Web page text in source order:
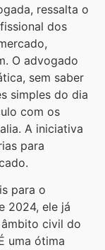
ressalta o
dos
O advogado
sem saber
simples do dia
com os
A iniciativa
para
para o
2024, ele já
civil do
uma ótima